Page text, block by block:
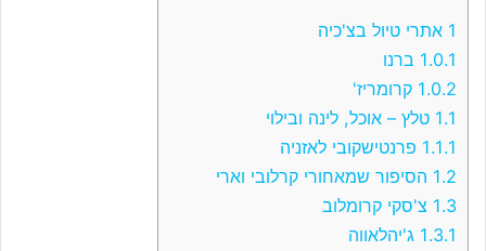
1 אתרי טיול בצ'כיה
1.0.1 ברנו
1.0.2 קרומריז'
1.1 טלץ – אוכל, לינה ובילוי
1.1.1 פרנטישקובי לאזניה
1.2 הסיפור שמאחורי קרלובי וארי
1.3 צ'סקי קרומלוב
1.3.1 ג'יהלאווה